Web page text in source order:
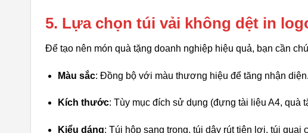
5. Lựa chọn túi vải không dệt in
Để tạo nên món quà tặng doanh nghiệp hiệu quả, bạn cần
Màu sắc: Đồng bộ với màu thương hiệu để tăng nhận diện.
Kích thước: Tùy mục đích sử dụng (đựng tài liệu A4, quà
Kiểu dáng: Túi hộp sang trọng, túi dây rút tiện lợi, túi quai